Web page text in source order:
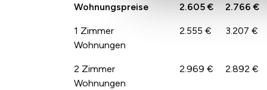
Wohnungspreise 2.605 € 2.766 €
1 Zimmer
Wohnungen
2.555 € 3.207 €
2 Zimmer
Wohnungen
2.969 € 2.892 €